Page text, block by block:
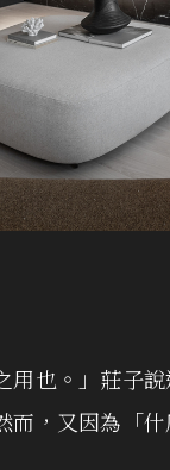
用也。」莊子
而，又因為「